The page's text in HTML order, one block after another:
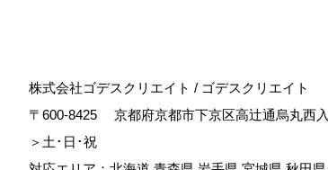
株式会社ゴデスクリエイト / ゴデスクリエイト
〒600-8425
京都府京都市下京区高辻通烏丸西
＞土･日･祝